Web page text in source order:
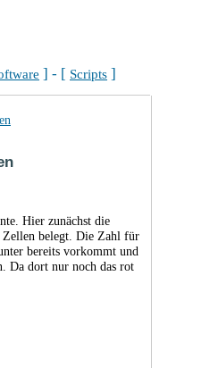
] - [ Scripts ]
Hier zunächst die
belegt. Die Zahl für
bereits vorkommt und
Da dort nur noch das rot